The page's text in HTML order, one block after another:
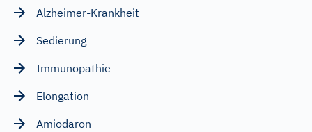
Alzheimer-Krankheit
Sedierung
Immunopathie
Elongation
Amiodaron